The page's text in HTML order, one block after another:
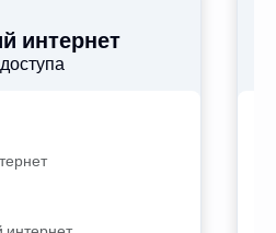
интернет